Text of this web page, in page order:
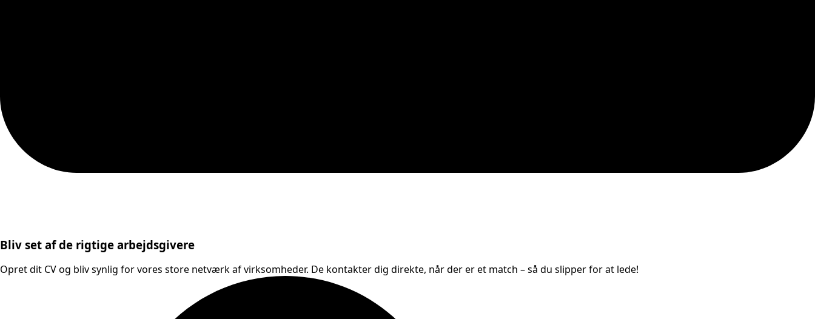
Bliv set af de rigtige arbejdsgivere
Opret dit CV og bliv synlig for vores store netværk af virksomheder. De kontakter dig direkte, når der er et match – så du slipper for at lede!